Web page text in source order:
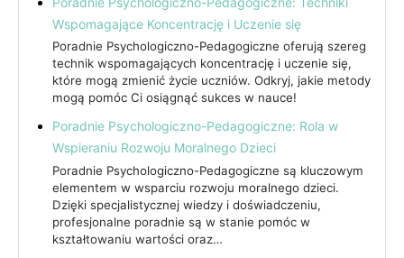
Wspomagające Koncentrację i Uczenie się
Poradnie Psychologiczno-Pedagogiczne oferują szereg
technik wspomagających koncentrację i uczenie się,
które mogą zmienić życie uczniów. Odkryj, jakie metody
mogą pomóc Ci osiągnąć sukces w nauce!
Poradnie Psychologiczno-Pedagogiczne: Rola w
Wspieraniu Rozwoju Moralnego Dzieci
Poradnie Psychologiczno-Pedagogiczne są kluczowym
elementem w wsparciu rozwoju moralnego dzieci.
Dzięki specjalistycznej wiedzy i doświadczeniu,
profesjonalne poradnie są w stanie pomóc w
kształtowaniu wartości oraz…